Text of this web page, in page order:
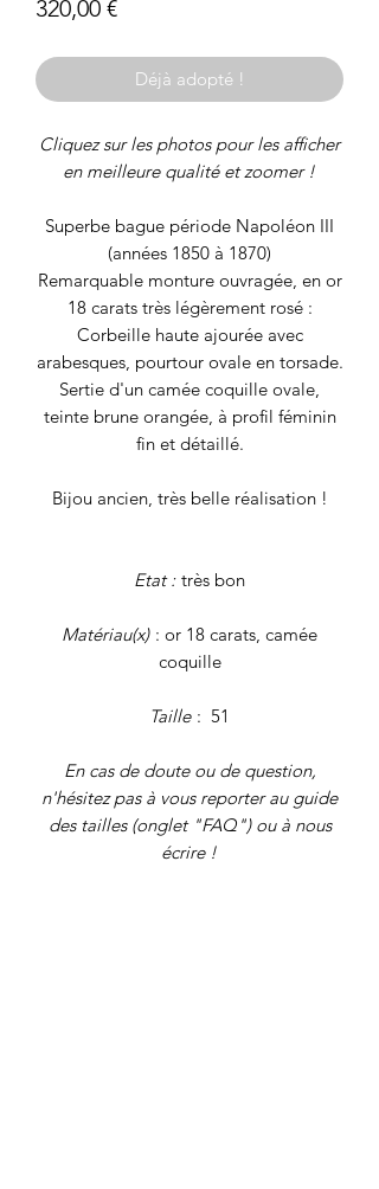
320,00 €Prix
Déjà adopté !
Cliquez sur les photos pour les afficher
en meilleure qualité et zoomer !
Superbe bague période Napoléon III
(années 1850 à 1870)
Remarquable monture ouvragée, en or
18 carats très légèrement rosé :
Corbeille haute ajourée avec
arabesques, pourtour ovale en torsade.
Sertie d'un camée coquille ovale,
teinte brune orangée, à profil féminin
fin et détaillé.
Bijou ancien, très belle réalisation !
Etat : très bon
Matériau(x) : or 18 carats, camée
coquille
Taille : 51
En cas de doute ou de question,
n'hésitez pas à vous reporter au guide
des tailles (onglet "FAQ") ou à nous
écrire !